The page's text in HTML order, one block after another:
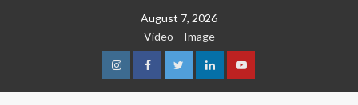
August 7, 2026
Video
Image
InstagramFacebookTwitterLinkedinYoutube